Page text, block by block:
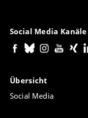
Social Media Kanäle
Übersicht
Social Media